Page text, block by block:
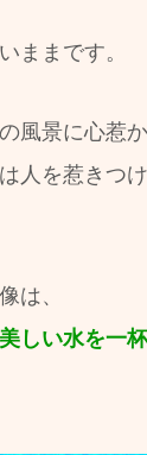
ままです。
風景に心惹か
人を惹きつ
は、
しい水を一